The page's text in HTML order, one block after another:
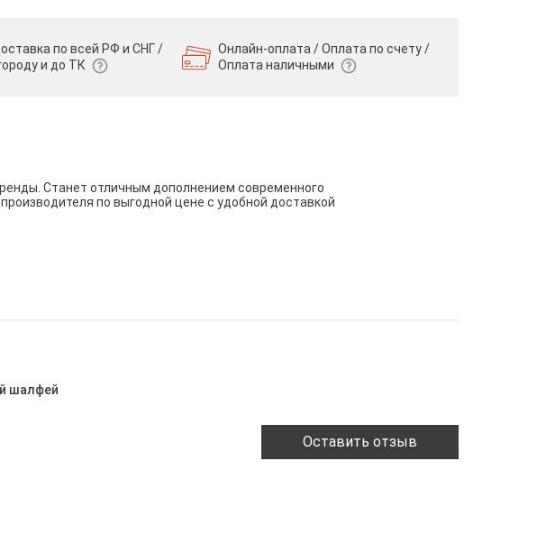
по всей РФ и СНГ /
и до ТК
Онлайн-оплата / Оплата по счету /
Оплата наличными
Станет отличным дополнением современного
по выгодной цене с удобной доставкой
шалфей
Оставить отзыв